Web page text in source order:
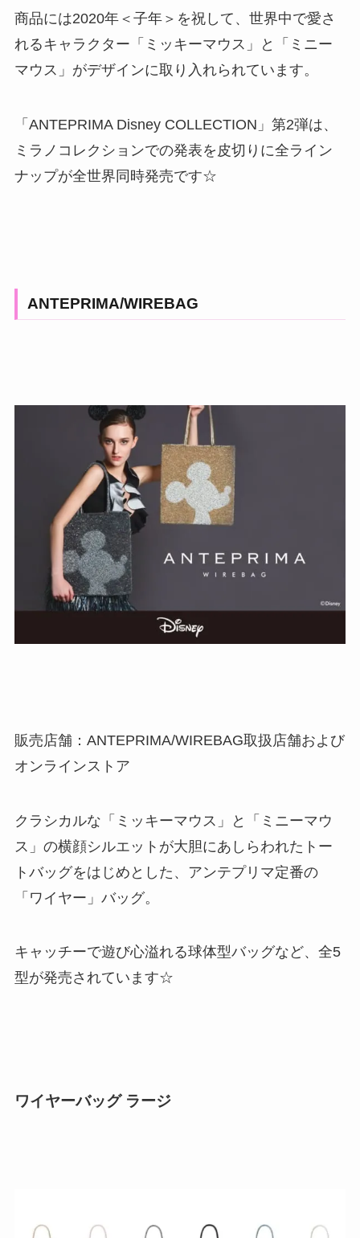
商品には2020年＜子年＞を祝して、世界中で愛さ
れるキャラクター「ミッキーマウス」と「ミニー
マウス」がデザインに取り入れられています。
「ANTEPRIMA Disney COLLECTION」第2弾は、
ミラノコレクションでの発表を皮切りに全ライン
ナップが全世界同時発売です☆
ANTEPRIMA/WIREBAG
販売店舗：ANTEPRIMA/WIREBAG取扱店舗および
オンラインストア
クラシカルな「ミッキーマウス」と「ミニーマウ
ス」の横顔シルエットが大胆にあしらわれたトー
トバッグをはじめとした、アンテプリマ定番の
「ワイヤー」バッグ。
キャッチーで遊び心溢れる球体型バッグなど、全5
型が発売されています☆
ワイヤーバッグ ラージ